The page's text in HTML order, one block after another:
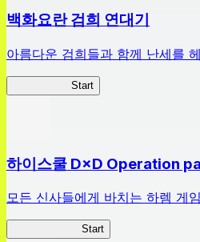
백화요란 검희 연대기
아름다운 검희들과 함께 난세를
Start
하이스쿨 D×D Operation
모든 신사들에게 바치는 하렘 게임
Start